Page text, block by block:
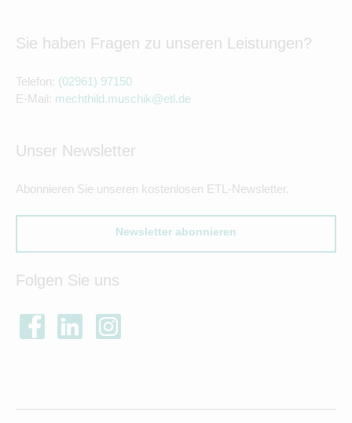
Sie haben Fragen zu unseren Leistungen?
Telefon: (02961) 97150
E-Mail: mechthild.muschik@etl.de
Unser Newsletter
Abonnieren Sie unseren kostenlosen ETL-Newsletter.
Newsletter abonnieren
Folgen Sie uns